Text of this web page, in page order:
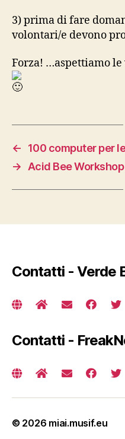
3) prima di fare
volontari/e devono
Forza! …aspettiamo
←
100 computer per
→ Acid Bee Workshop
Contatti - Verde
Contatti -
© 2026 miai.musif.eu